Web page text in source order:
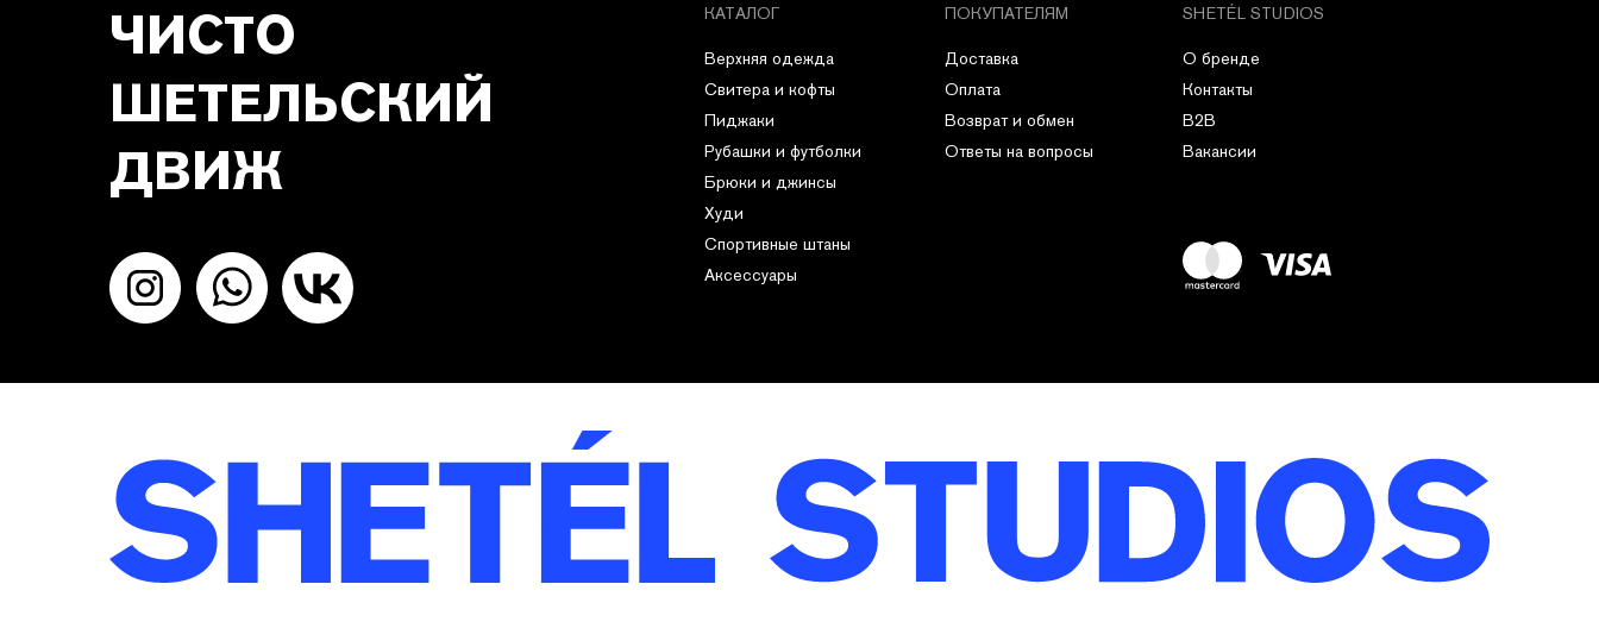
КАТАЛОГ ПОКУПАТЕЛЯМ SHETÉL STUDIOS
Доставка
О бренде
Оплата
Контакты
Возврат и обмен
B2B
Вакансии
Ответы на вопросы
Верхняя одежда
Свитера и кофты
Пиджаки
Рубашки и футболки
Худи
Брюки и джинсы
Спортивные штаны
Аксессуары
ЧИСТО
ШЕТЕЛЬСКИЙ
ДВИЖ